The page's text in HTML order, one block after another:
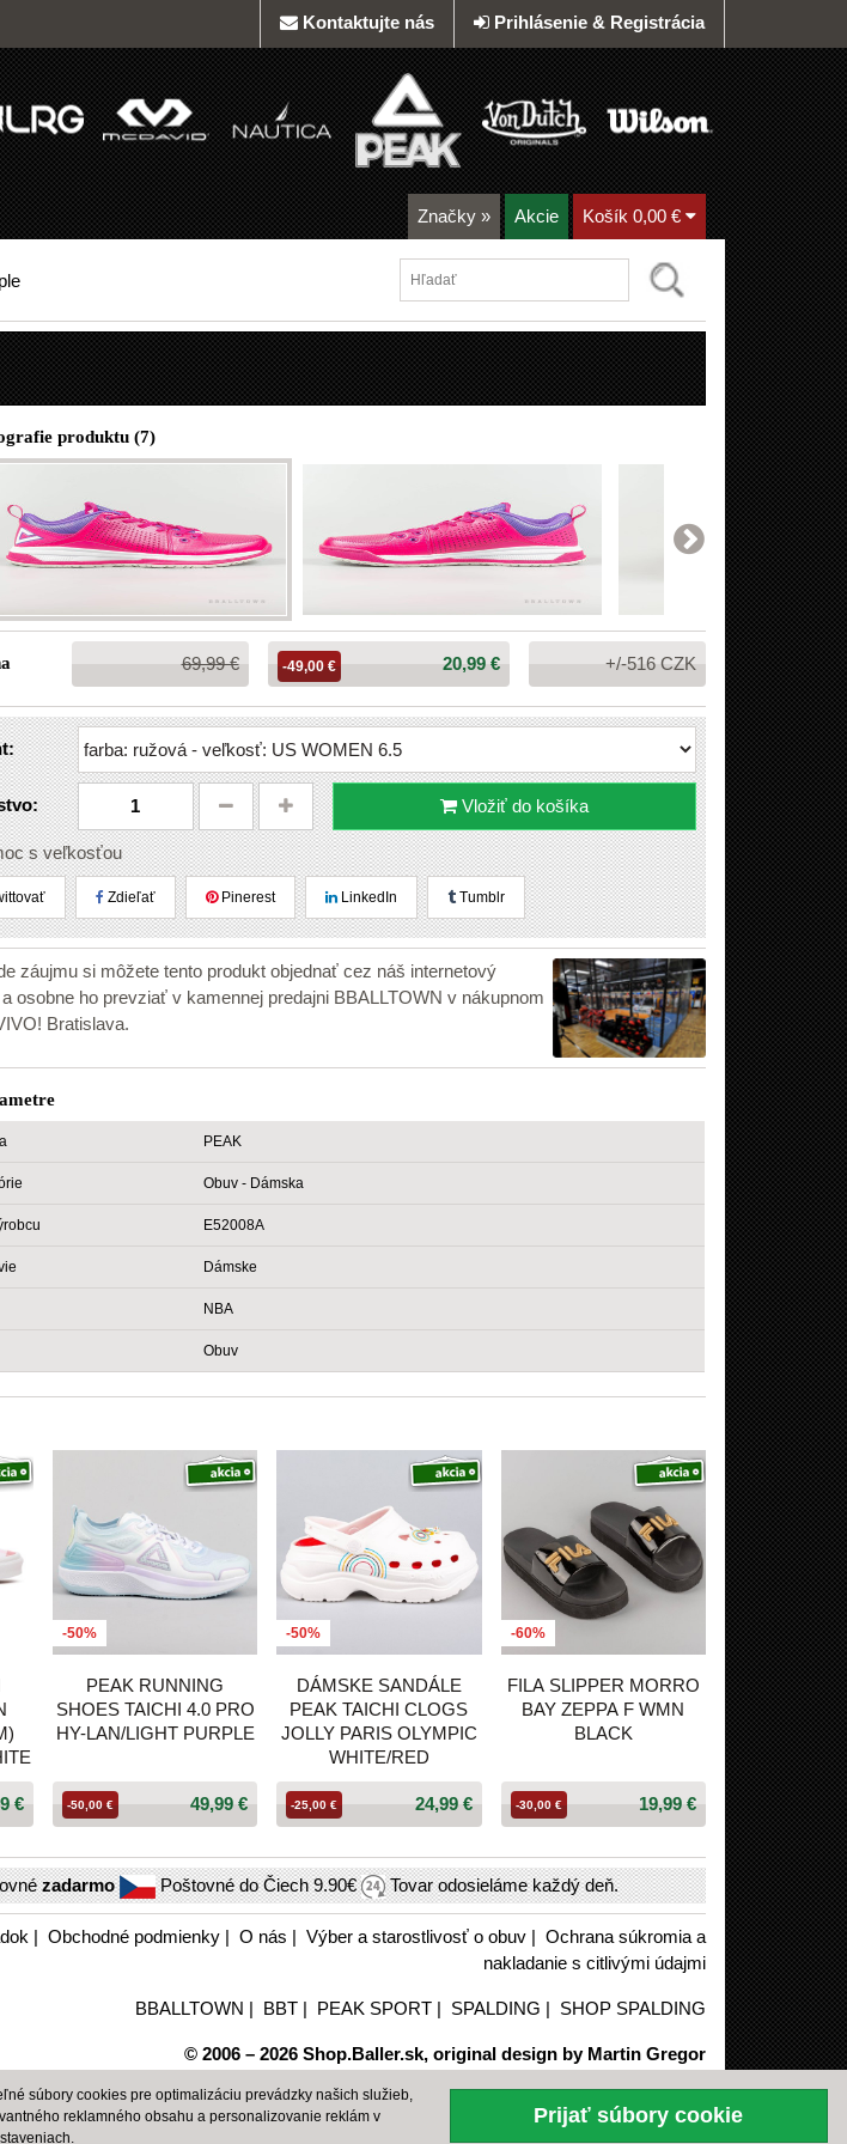
Prihlásenie & Registrácia
Kontaktujte nás
Značky » Akcie Košík 0,00 €
produktu (7)
Bežná
cena:
69,99 € Cena:
20,99 €
-49,00 € +/-516 CZK
Vložiť do košíka
s veľkosťou
Zdieľať Pinerest LinkedIn Tumblr
záujmu si môžete tento produkt objednať cez náš internetový
osobne ho prevziať v kamennej predajni BBALLTOWN v nákupnom
Bratislava.
PEAK
Obuv - Dámska
E52008A
Dámske
NBA
Obuv
€
-50%
PEAK RUNNING
SHOES TAICHI 4.0 PRO
HY-LAN/LIGHT PURPLE
49,99 €
-50,00 €
-50%
DÁMSKE SANDÁLE
PEAK TAICHI CLOGS
JOLLY PARIS OLYMPIC
WHITE/RED
24,99 €
-25,00 €
-60%
FILA SLIPPER MORRO
BAY ZEPPA F WMN
BLACK
19,99 €
-30,00 €
zadarmo Poštovné do Čiech9.90€ Tovar odosieláme každý deň.
| Obchodné podmienky| O nás | Výber a starostlivosť o obuv| Ochrana súkromia a
nakladanie s citlivými údajmi
BBALLTOWN | BBT| PEAK SPORT| SPALDING | SHOP SPALDING
© 2006 – 2026 Shop.Baller.sk, original design by Martin Gregor
súbory cookies pre optimalizáciu prevádzky našich služieb,
reklamného obsahu a personalizovanie reklám v
.
Prijať súbory cookie